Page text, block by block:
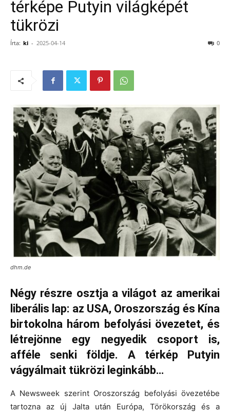
térképe Putyin világképét
tükrözi
Írta: ki - 2025-04-14 0
dhm.de
Négy részre osztja a világot az amerikai
liberális lap: az USA, Oroszország és Kína
birtokolna három befolyási övezetet, és
létrejönne egy negyedik csoport is,
afféle senki földje. A térkép Putyin
vágyálmait tükrözi leginkább…
A Newsweek szerint Oroszország befolyási övezetébe
tartozna az új Jalta után Európa, Törökország és a